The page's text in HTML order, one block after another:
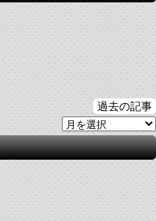
過去の記事